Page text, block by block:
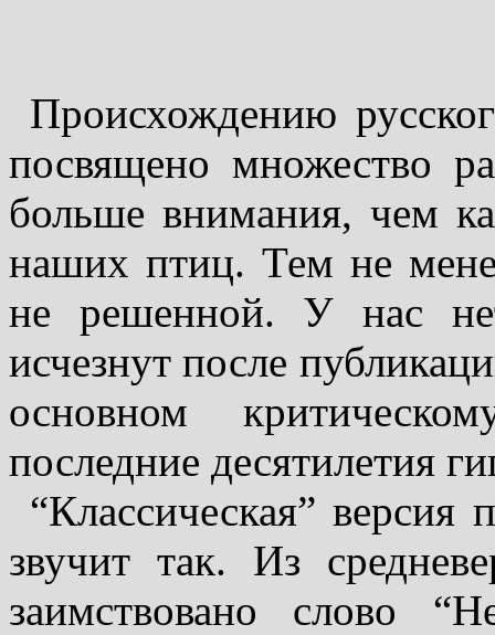
Происхождению
посвящено множество
больше внимания, чем
наших птиц. Тем не
не решенной. У нас
исчезнут после
основном
последние десятилетия
“Классическая” версия
звучит так. Из
заимствовано слово